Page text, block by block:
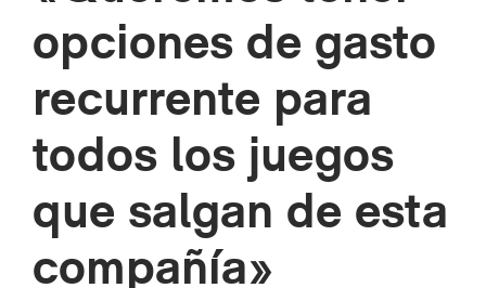
opciones de gasto
recurrente para
todos los juegos
que salgan de esta
compañía»